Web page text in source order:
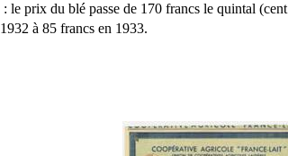
le prix du blé passe de 170 francs le quintal (cent
à 85 francs en 1933.